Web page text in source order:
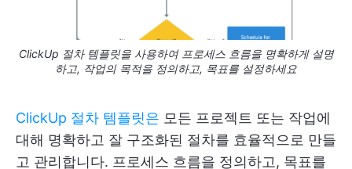
ClickUp 절차 템플릿을 사용하여 프로세스 흐름을 명확하게 설명
하고, 작업의 목적을 정의하고, 목표를 설정하세요
ClickUp 절차 템플릿은 모든 프로젝트 또는 작업에
대해 명확하고 잘 구조화된 절차를 효율적으로 만들
고 관리합니다. 프로세스 흐름을 정의하고, 목표를